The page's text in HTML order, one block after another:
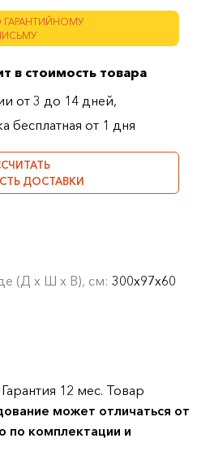
ГАРАНТИЙНОМУ
в стоимость товара
от 3 до 14 дней,
бесплатная от 1 дня
ДОСТАВКИ
(Д х Ш х В), см:300х97х60
12 мес. Товар
может отличаться от
по комплектации и